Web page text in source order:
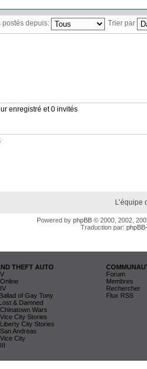
postés depuis: Trier par
enregistré et 0 invités
L’équipe
Powered by phpBB © 2000, 2002,
Traduction par:
THEFT AUTO
of Gay Tony
& Damned
Wars
City Stories
City Stories
Andreas
City
Forum
Membres
Rechercher
Flux RSS